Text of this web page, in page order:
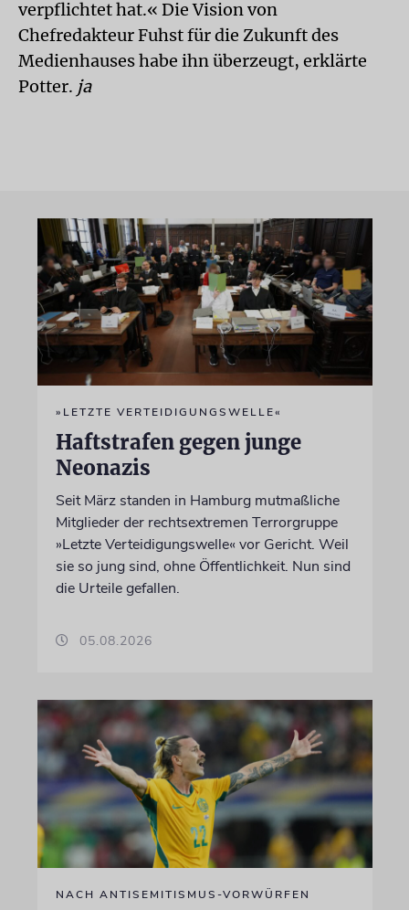
verpflichtet hat.« Die Vision von
Chefredakteur Fuhst für die Zukunft des
Medienhauses habe ihn überzeugt, erklärte
Potter. ja
»LETZTE VERTEIDIGUNGSWELLE«
Haftstrafen gegen junge
Neonazis
Seit März standen in Hamburg mutmaßliche
Mitglieder der rechtsextremen Terrorgruppe
»Letzte Verteidigungswelle« vor Gericht. Weil
sie so jung sind, ohne Öffentlichkeit. Nun sind
die Urteile gefallen.
05.08.2026
NACH ANTISEMITISMUS-VORWÜRFEN